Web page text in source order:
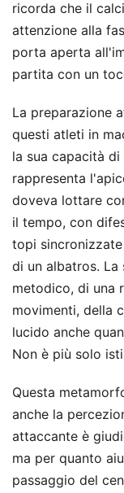
ricorda che il
attenzione alla
porta aperta
partita con un
La preparazione
questi atleti in
la sua capacità
rappresenta
doveva lottare
il tempo, con
topi
di un albatros.
metodico, di una
movimenti, della
lucido anche
Non è più solo
Questa
anche la
attaccante è
ma per quanto
passaggio del